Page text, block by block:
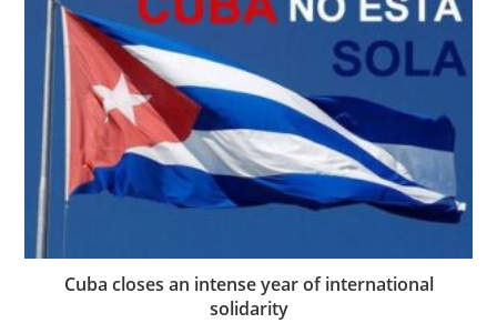
Cuba closes an intense year of international
solidarity